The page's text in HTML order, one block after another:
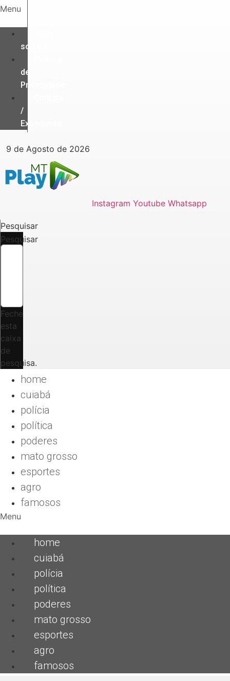
Ir
o
conteúdo
Menu
somos
de
Privacidade
/
Expediente
9 de Agosto de 2026
Instagram Youtube Whatsapp
Pesquisar
Pesquisar
Feche
esta
caixa
de
pesquisa.
home
cuiabá
polícia
política
poderes
mato grosso
esportes
agro
famosos
Menu
home
cuiabá
polícia
política
poderes
mato grosso
esportes
agro
famosos